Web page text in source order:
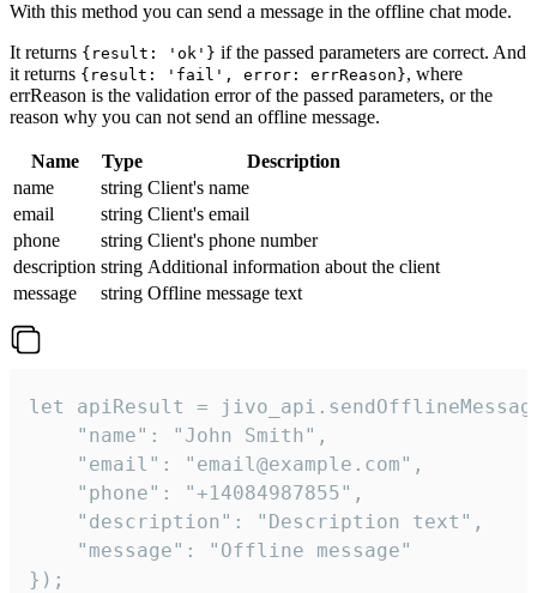
With this method you can send a message in the offline chat mode.
It returns {result: 'ok'} if the passed parameters are correct. And
it returns {result: 'fail', error: errReason}, where
errReason is the validation error of the passed parameters, or the
reason why you can not send an offline message.
Name Type
Description
name
string Client's name
email
string Client's email
phone
string Client's phone number
description string Additional information about the client
message
string Offline message text
let apiResult =
    "name": "John Smith",
    "email": "email@example.com",
    "phone": "+14084987855",
    "description": "Description text",
    "message": "Offline message"
});